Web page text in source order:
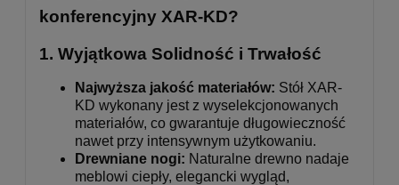
konferencyjny XAR-KD?
1. Wyjątkowa Solidność i Trwałość
Najwyższa jakość materiałów: Stół XAR-
KD wykonany jest z wyselekcjonowanych
materiałów, co gwarantuje długowieczność
nawet przy intensywnym użytkowaniu.
Drewniane nogi: Naturalne drewno nadaje
meblowi ciepły, elegancki wygląd,